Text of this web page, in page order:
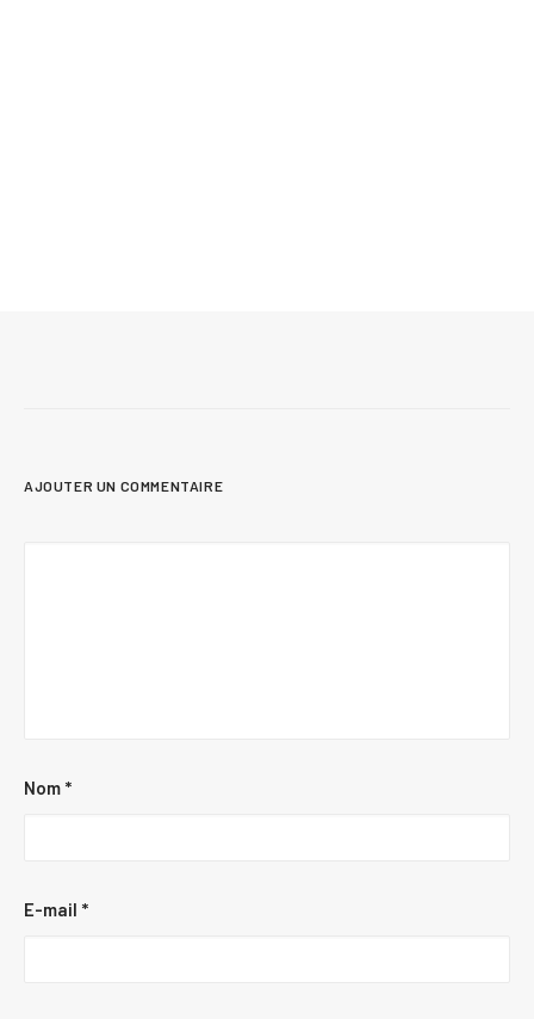
AJOUTER UN COMMENTAIRE
Nom *
E-mail *